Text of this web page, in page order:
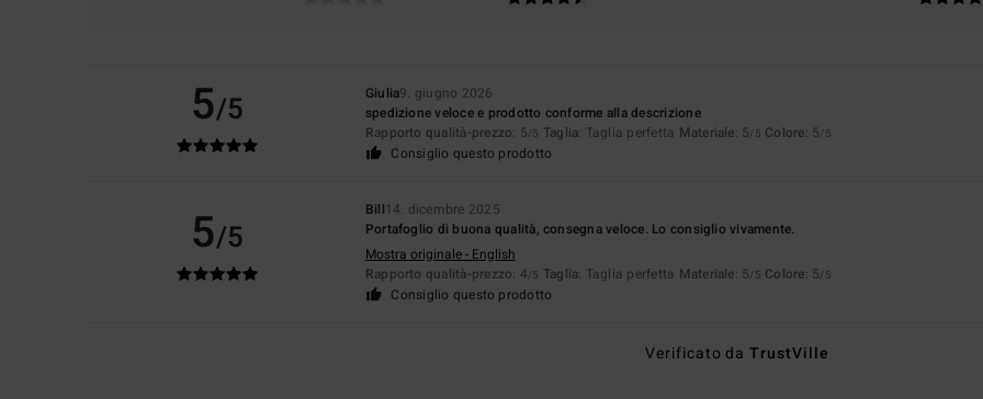
5/5 Giulia9. giugno 2026
spedizione veloce e prodotto conforme alla descrizione
Rapporto qualità-prezzo: 5/5 Taglia: Taglia perfetta Materiale: 5/5 Colore: 5/5
Consiglio questo prodotto
5/5
Bill14. dicembre 2025
Portafoglio di buona qualità, consegna veloce. Lo consiglio vivamente.
Mostra originale - English
Rapporto qualità-prezzo: 4/5 Taglia: Taglia perfetta Materiale: 5/5 Colore: 5/5
Consiglio questo prodotto
Verificato daTrustVille